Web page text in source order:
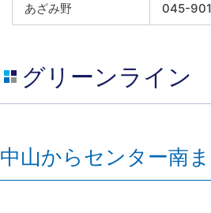
あざみ野 045-
グリーンライン
中山からセンター南